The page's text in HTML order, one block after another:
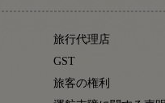
旅行代理店
GST
旅客の権利